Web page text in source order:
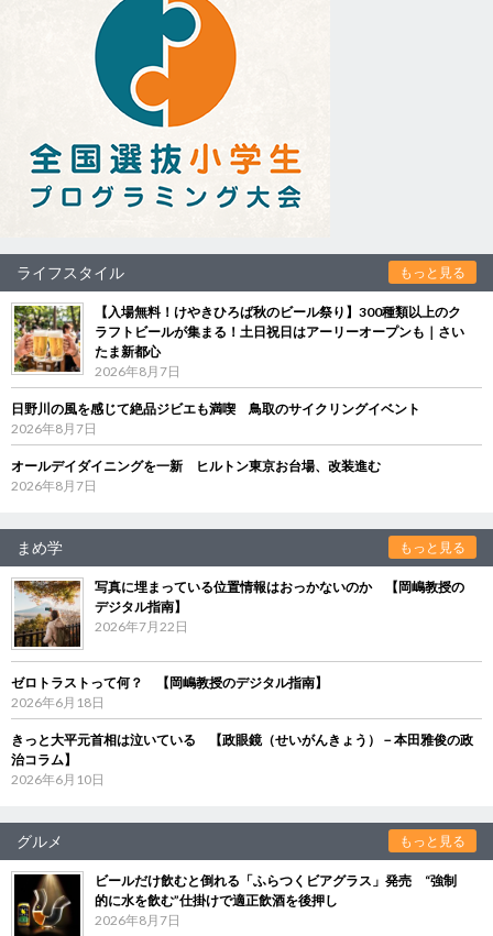
ライフスタイル もっと見る
【入場無料！けやきひろば秋のビール祭り】300種類以上のク
ラフトビールが集まる！土日祝日はアーリーオープンも｜さい
たま新都心
2026年8月7日
日野川の風を感じて絶品ジビエも満喫 鳥取のサイクリングイベント
2026年8月7日
オールデイダイニングを一新 ヒルトン東京お台場、改装進む
2026年8月7日
まめ学 もっと見る
写真に埋まっている位置情報はおっかないのか 【岡嶋教授の
デジタル指南】
2026年7月22日
ゼロトラストって何？ 【岡嶋教授のデジタル指南】
2026年6月18日
きっと大平元首相は泣いている 【政眼鏡（せいがんきょう）－本田雅俊の政
治コラム】
2026年6月10日
グルメ もっと見る
ビールだけ飲むと倒れる「ふらつくビアグラス」発売 “強制
的に水を飲む”仕掛けで適正飲酒を後押し
2026年8月7日